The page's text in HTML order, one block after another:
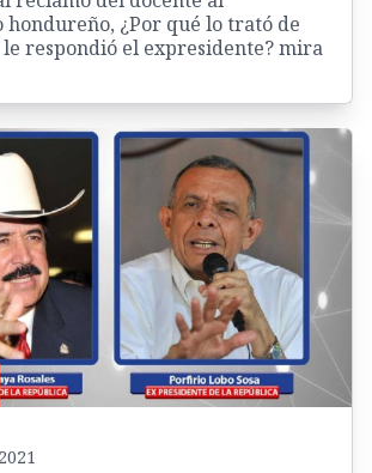
¿Por qué lo trató de
le respondió el expresidente? mira